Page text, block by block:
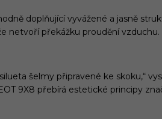
doplňující vyvážené a jasně
netvoří překážku proudění vzduchu.
šelmy připravené ke skoku,“
9X8 přebírá estetické principy